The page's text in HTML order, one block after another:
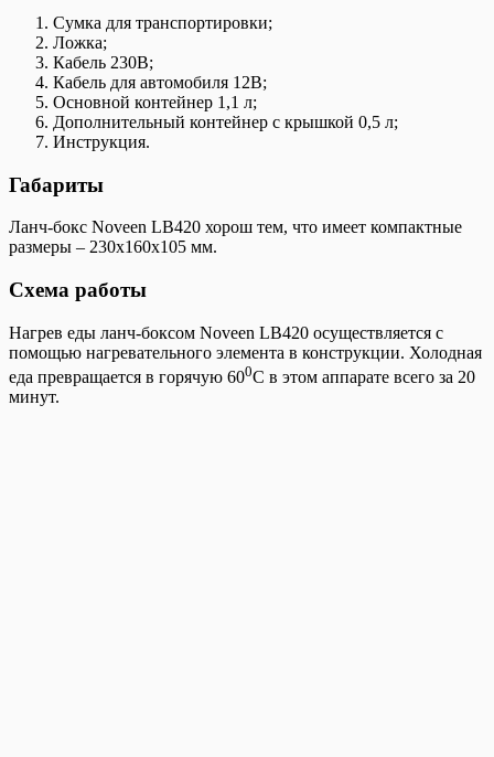
Сумка для транспортировки;
Ложка;
Кабель 230В;
Кабель для автомобиля 12В;
Основной контейнер 1,1 л;
Дополнительный контейнер с крышкой 0,5 л;
Инструкция.
Габариты
Ланч-бокс Noveen LB420 хорош тем, что имеет компактные
размеры – 230х160х105 мм.
Схема работы
Нагрев еды ланч-боксом Noveen LB420 осуществляется с
помощью нагревательного элемента в конструкции. Холодная
еда превращается в горячую 600C в этом аппарате всего за 20
минут.